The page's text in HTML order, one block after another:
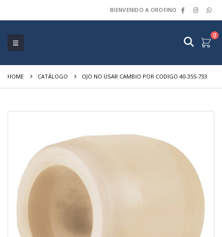
BIENVENIDO A OROFINO
0
HOME CATÁLOGO OJO NO USAR CAMBIO POR CODIGO 40-355-733